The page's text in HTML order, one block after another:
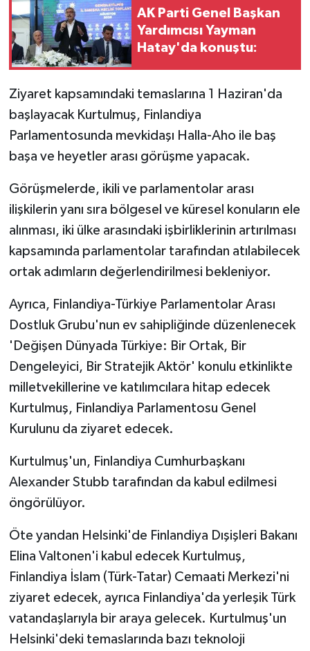
AK Parti Genel Başkan
Yardımcısı Yayman
Hatay'da konuştu:
Ziyaret kapsamındaki temaslarına 1 Haziran'da
başlayacak Kurtulmuş, Finlandiya
Parlamentosunda mevkidaşı Halla-Aho ile baş
başa ve heyetler arası görüşme yapacak.
Görüşmelerde, ikili ve parlamentolar arası
ilişkilerin yanı sıra bölgesel ve küresel konuların ele
alınması, iki ülke arasındaki işbirliklerinin artırılması
kapsamında parlamentolar tarafından atılabilecek
ortak adımların değerlendirilmesi bekleniyor.
Ayrıca, Finlandiya-Türkiye Parlamentolar Arası
Dostluk Grubu'nun ev sahipliğinde düzenlenecek
'Değişen Dünyada Türkiye: Bir Ortak, Bir
Dengeleyici, Bir Stratejik Aktör' konulu etkinlikte
milletvekillerine ve katılımcılara hitap edecek
Kurtulmuş, Finlandiya Parlamentosu Genel
Kurulunu da ziyaret edecek.
Kurtulmuş'un, Finlandiya Cumhurbaşkanı
Alexander Stubb tarafından da kabul edilmesi
öngörülüyor.
Öte yandan Helsinki'de Finlandiya Dışişleri Bakanı
Elina Valtonen'i kabul edecek Kurtulmuş,
Finlandiya İslam (Türk-Tatar) Cemaati Merkezi'ni
ziyaret edecek, ayrıca Finlandiya'da yerleşik Türk
vatandaşlarıyla bir araya gelecek. Kurtulmuş'un
Helsinki'deki temaslarında bazı teknoloji